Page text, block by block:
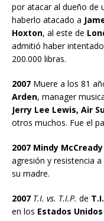
por atacar al dueño de
haberlo atacado a
Hoxton, al este de
admitió haber
200.000 libras.
2007 Muere a los 81
Arden, manager
Jerry Lee Lewis, Air
otros muchos. Fue el
2007 Mindy McCready
agresión y resistencia
su madre.
2007 T.I. vs. T.I.P. de T.I.
en los Estados Unidos